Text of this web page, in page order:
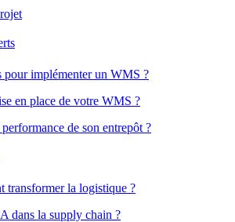
pour implémenter un WMS ?
en place de votre WMS ?
de son entrepôt ?
transformer la logistique ?
dans la supply chain ?